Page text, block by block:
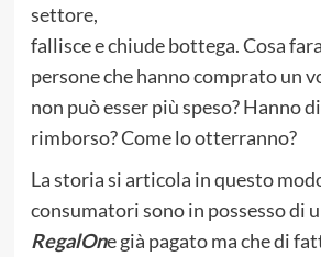
settore,
fallisce e chiude bottega. Cosa
persone che hanno comprato un
non può esser più speso? Hanno
rimborso? Come lo otterranno?
La storia si articola in questo
consumatori sono in possesso di
RegalOne già pagato ma che di